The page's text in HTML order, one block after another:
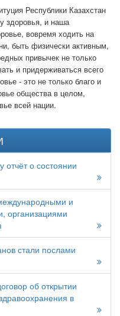
Республики Казахстан
здоровья, и наша
вовремя ходить на
быть физически активным,
привычек не только
и придерживаться всего
- это не только благо и
общества в целом,
всей нации.
отчёт о состоянии
и
организациями
стали послами
об открытии
в